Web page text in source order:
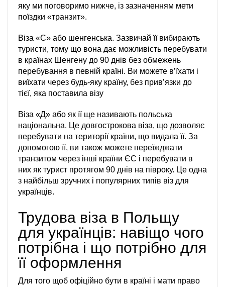
яку ми поговоримо нижче, із зазначенням мети
поїздки «транзит».
Віза «C» або шенгенська. Зазвичай її вибирають
туристи, тому що вона дає можливість перебувати
в країнах Шенгену до 90 днів без обмежень
перебування в певній країні. Ви можете в’їхати і
виїхати через будь-яку країну, без прив’язки до
тієї, яка поставила візу
Віза «Д» або як її ще називають польська
національна. Це довгострокова віза, що дозволяє
перебувати на території країни, що видала її. За
допомогою її, ви також можете переїжджати
транзитом через інші країни ЄС і перебувати в
них як турист протягом 90 днів на півроку. Це одна
з найбільш зручних і популярних типів віз для
українців.
Трудова віза в Польщу
для українців: навіщо чого
потрібна і що потрібно для
її оформлення
Для того щоб офіційно бути в країні і мати право